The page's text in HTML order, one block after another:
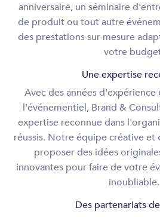
anniversaire, un séminaire
de produit ou tout autre
des prestations sur-mesure
votre
Une expertise
Avec des années
l'événementiel, Brand &
expertise reconnue dans
réussis. Notre équipe créative et
proposer des idées
innovantes pour faire de votre
inoubliable.
Des partenariats